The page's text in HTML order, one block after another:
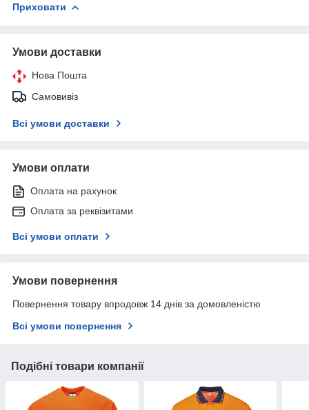
Приховати
Умови доставки
Нова Пошта
Самовивіз
Всі умови доставки
Умови оплати
Оплата на рахунок
Оплата за реквізитами
Всі умови оплати
Умови повернення
Повернення товару впродовж 14 днів за домовленістю
Всі умови повернення
Подібні товари компанії